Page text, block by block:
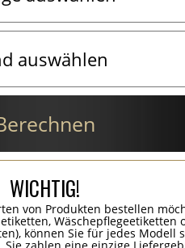
WICHTIG!
von Produkten bestellen
Wäschepflegeetiketten
können Sie für jedes Modell